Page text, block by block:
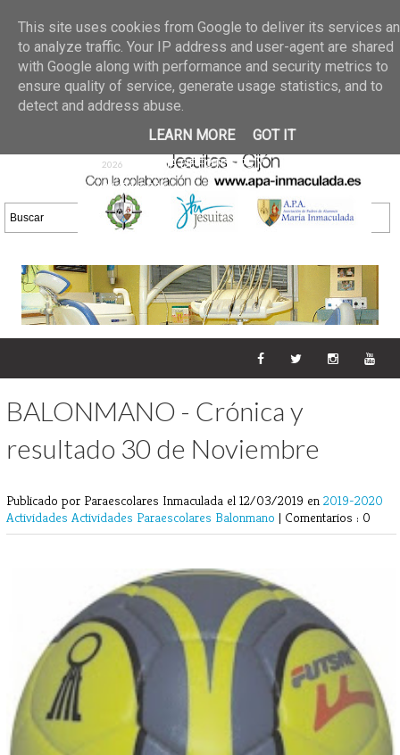
02 jun 2026
GALERIA DE FOTOS
30/05/2026
25 may 2026
GALERIA
DE FOTOS 23/05/2026
20 may
2026
GALERIA DE FOTOS
16/05/2026
DE FOTOS 09/05/2026
28 abr
2026
GALERIA DE FOTOS 25 Y
26/04/2026
BALONMANO - Crónica y
resultado 30 de Noviembre
Publicado por Paraescolares Inmaculada el 12/03/2019 en 2019-2020
Actividades Actividades Paraescolares Balonmano | Comentarios : 0
This site uses cookies from Google to deliver its services
to analyze traffic. Your IP address and user-agent are shared
with Google along with performance and security metrics to
ensure quality of service, generate usage statistics, and to
detect and address abuse.
LEARN MORE
GOT IT